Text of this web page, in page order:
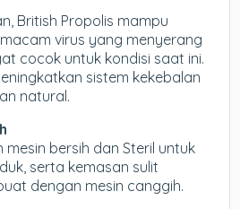
British Propolis mampu
virus yang menyerang
cocok untuk kondisi saat ini.
sistem kekebalan
natural.
bersih dan Steril untuk
serta kemasan sulit
dengan mesin canggih.